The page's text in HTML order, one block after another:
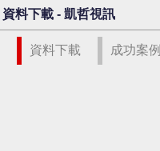
料下載 - 凱哲視訊
資料下載 成功案例